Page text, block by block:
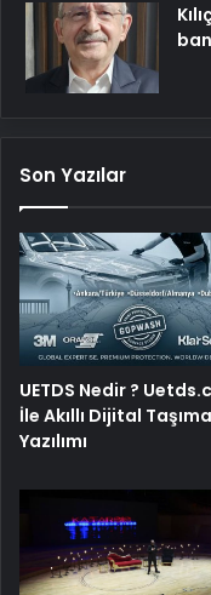
Son Yazılar
UETDS Nedir ?
İle Akıllı Dijital
Yazılımı